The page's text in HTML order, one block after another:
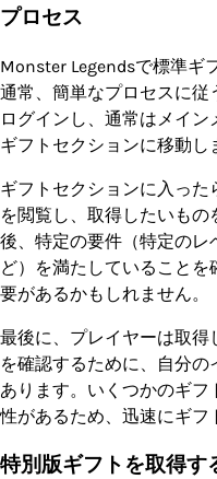
プロセス
Monster Legendsで標準ギ
通常、簡単なプロセスに従
ログインし、通常はメイ
ギフトセクションに移動し
ギフトセクションに入った
を閲覧し、取得したいも
後、特定の要件（特定の
ど）を満たしていること
要があるかもしれません。
最後に、プレイヤーは取得
を確認するために、自分
あります。いくつかのギ
性があるため、迅速にギフ
特別版ギフトを取得す